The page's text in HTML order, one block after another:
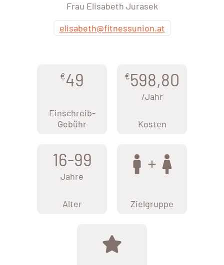
Frau Elisabeth Jurasek
elisabeth@fitnessunion.at
€49
Einschreib-
Gebühr
€598,80
/Jahr
Kosten
16-99
Jahre
Alter Zielgruppe